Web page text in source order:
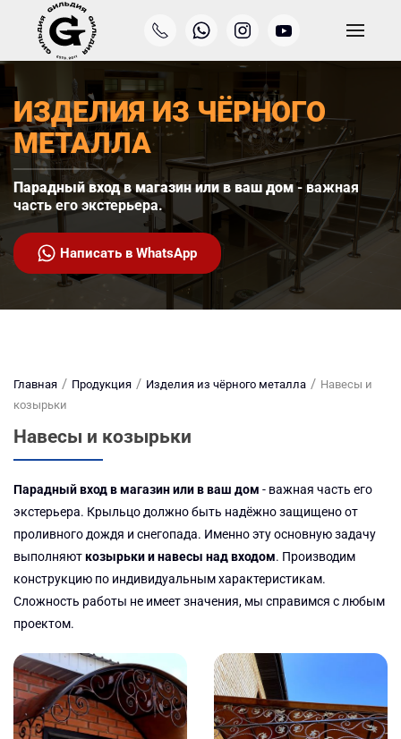
Перейти к содержимому
ИЗДЕЛИЯ ИЗ ЧЁРНОГО
МЕТАЛЛА
Парадный вход в магазин или в ваш дом- важная
часть его экстерьера.
Написать в WhatsApp
Главная Продукция Изделия из чёрного металла
Навесы и
козырьки
Навесы и козырьки
Парадный вход в магазин или в ваш дом - важная часть его
экстерьера. Крыльцо должно быть надёжно защищено от
проливного дождя и снегопада. Именно эту основную задачу
выполняюткозырьки и навесы над входом. Производим
конструкцию по индивидуальным характеристикам.
Сложность работы не имеет значения, мы справимся с любым
проектом.